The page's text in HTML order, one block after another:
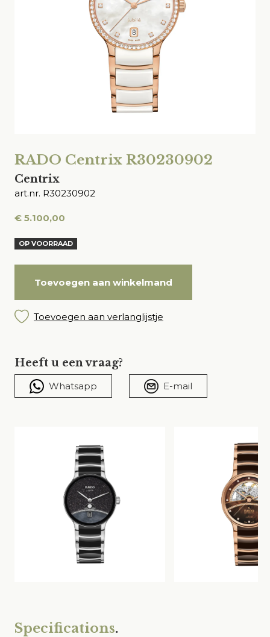
RADO Centrix R30230902
Centrix
art.nr. R30230902
€ 5.100,00
OP VOORRAAD
Toevoegen aan winkelmand
Toevoegen aan verlanglijstje
Heeft u een vraag?
Whatsapp E-mail
Specifications.